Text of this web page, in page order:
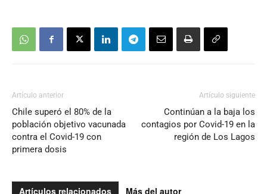
Artículo anterior
Chile superó el 80% de la
población objetivo vacunada
contra el Covid-19 con
primera dosis
Artículo siguiente
Continúan a la baja los
contagios por Covid-19 en la
región de Los Lagos
Artículos relacionados Más del autor